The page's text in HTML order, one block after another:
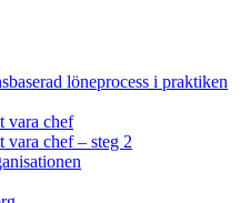
löneprocess i praktiken
vara chef
vara chef – steg 2